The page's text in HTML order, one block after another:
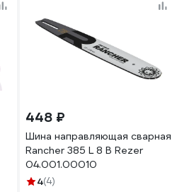
448 ₽
Шина направляющая сварная
Rancher 385 L 8 B Rezer
04.001.00010
4(4)